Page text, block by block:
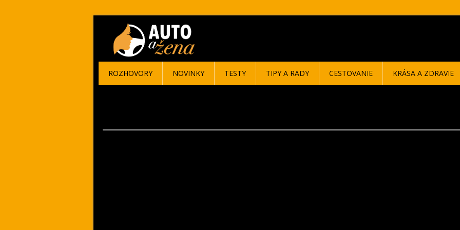
ROZHOVORY NOVINKY TESTY TIPY A RADY CESTOVANIE KRÁSA A ZDRAVIE